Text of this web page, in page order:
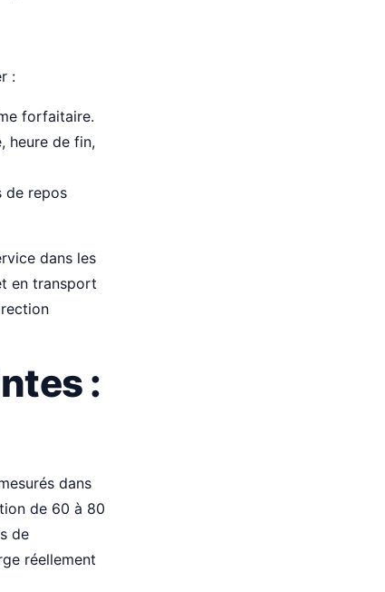
:
forfaitaire.
heure de fin,
de repos
dans les
en transport
:
dans
de 60 à 80
de
réellement